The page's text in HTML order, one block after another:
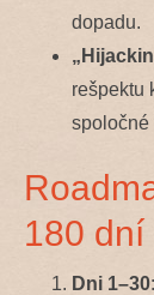
dopadu.
rešpektu
spoločné
180 dní
Dni 1–30